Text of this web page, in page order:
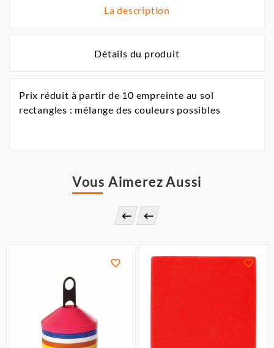
La description
Détails du produit
Prix réduit à partir de 10 empreinte au sol
rectangles : mélange des couleurs possibles
Vous Aimerez Aussi
 
 